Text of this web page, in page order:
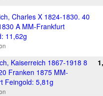
Charles X 1824-1830. 40
A MM-Frankfurt
11,62g
Kaiserreich 1867-1918 8
Franken 1875 MM-
Feingold: 5,81g